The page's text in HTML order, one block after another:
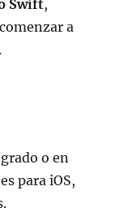
Swift,
a
o en
para iOS,